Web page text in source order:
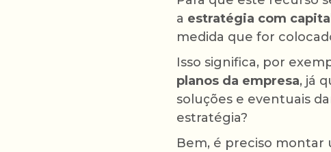
a estratégia com
medida que for
Isso significa, por
planos da empresa, já
soluções e eventuais
estratégia?
Bem, é preciso montar